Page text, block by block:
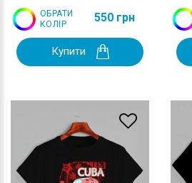
ОБРАТИ
КОЛІР
550 грн
Купити